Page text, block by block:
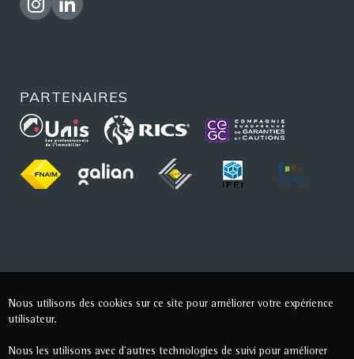
PARTENAIRES
Nous utilisons des cookies sur ce site pour améliorer votre expérience
utilisateur.
Nous les utilisons avec d'autres technologies de suivi pour améliorer